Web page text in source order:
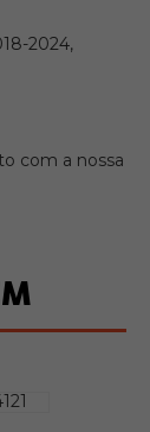
2024,
com a nossa